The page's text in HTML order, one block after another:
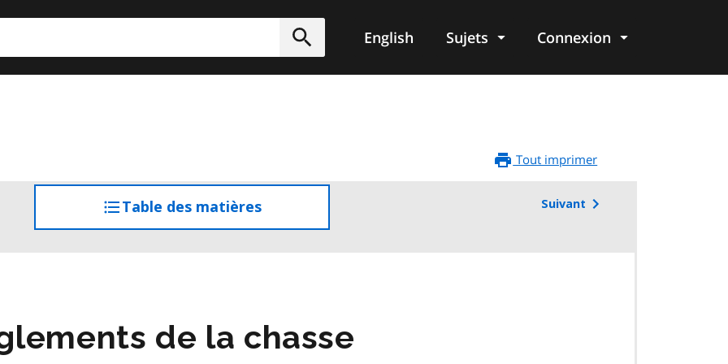
Soumettre
English Sujets Connexion
Tout imprimer
Table des matièresaccéder
à
Suivant
de la chasse